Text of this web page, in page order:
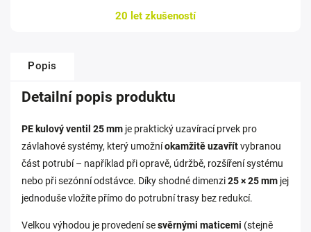
20 let zkušeností
Popis
Detailní popis produktu
PE kulový ventil 25 mm je praktický uzavírací prvek pro
závlahové systémy, který umožníokamžitě uzavřítvybranou
část potrubí – například při opravě, údržbě, rozšíření systému
nebo při sezónní odstávce. Díky shodné dimenzi25 × 25 mm jej
jednoduše vložíte přímo do potrubní trasy bez redukcí.
Velkou výhodou je provedení sesvěrnými maticemi (stejně